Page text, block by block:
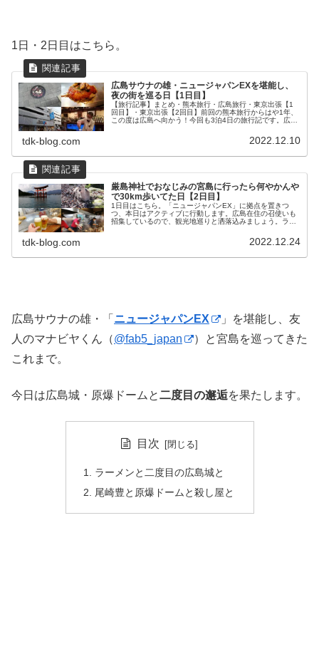
1日・2日目はこちら。
広島サウナの雄・ニュージャパンEXを堪能し、
夜の街を巡る日【1日目】
【旅行記事】まとめ・熊本旅行・広島旅行・東京出張【1
回目】・東京出張【2回目】前回の熊本旅行からはや1年、
この度は広島へ向かう！今回も3泊4日の旅行記です。広島
tdk-blog.com 2022.12.10
厳島神社でおなじみの宮島に行ったら何やかんや
で30km歩いてた日【2日目】
1日目はこちら。「ニュージャパンEX」に拠点を置きつ
つ、本日はアクティブに行動します。広島在住の召使いも
招集しているので、観光地巡りと洒落込みましょう。ライ
tdk-blog.com 2022.12.24
広島サウナの雄・「 ニュージャパンEX
」を堪能し、友
人のマナビヤくん（@fab5_japan
）と宮島を巡ってきた
これまで。
今日は広島城・原爆ドームと二度目の邂逅を果たします。
目次
ラーメンと二度目の広島城と
尾崎豊と原爆ドームと殺し屋と